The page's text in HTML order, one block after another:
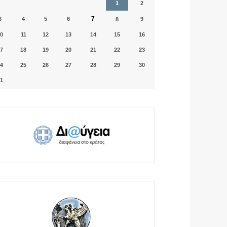
1 2
4 5 6 7 8 9
11 12 13 14 15 16
18 19 20 21 22 23
25 26 27 28 29 30